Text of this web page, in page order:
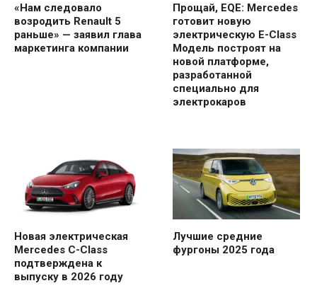
«Нам следовало
возродить Renault 5
раньше» — заявил глава
маркетинга компании
Прощай, EQE: Mercedes
готовит новую
электрическую E-Class
Модель построят на
новой платформе,
разработанной
специально для
электрокаров
Новая электрическая
Mercedes C-Class
подтверждена к
выпуску в 2026 году
Лучшие средние
фургоны 2025 года